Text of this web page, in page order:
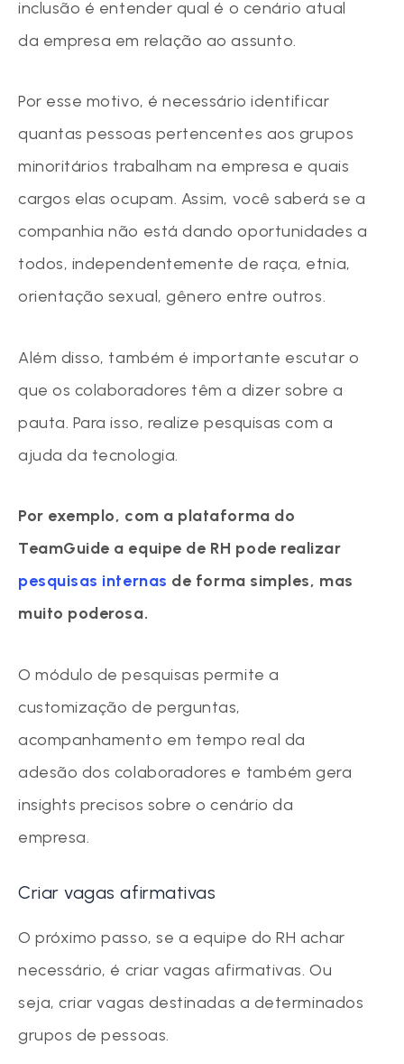
inclusão é entender qual é o cenário atual
da empresa em relação ao assunto.
Por esse motivo, é necessário identificar
quantas pessoas pertencentes aos grupos
minoritários trabalham na empresa e quais
cargos elas ocupam. Assim, você saberá se a
companhia não está dando oportunidades a
todos, independentemente de raça, etnia,
orientação sexual, gênero entre outros.
Além disso, também é importante escutar o
que os colaboradores têm a dizer sobre a
pauta. Para isso, realize pesquisas com a
ajuda da tecnologia.
Por exemplo, com a plataforma do
TeamGuide a equipe de RH pode realizar
pesquisas internas de forma simples, mas
muito poderosa.
O módulo de pesquisas permite a
customização de perguntas,
acompanhamento em tempo real da
adesão dos colaboradores e também gera
insights precisos sobre o cenário da
empresa.
Criar vagas afirmativas
O próximo passo, se a equipe do RH achar
necessário, é criar vagas afirmativas. Ou
seja, criar vagas destinadas a determinados
grupos de pessoas.